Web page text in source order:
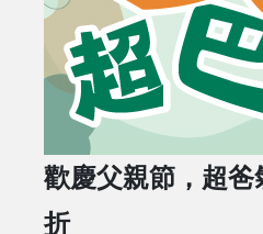
歡慶父親節，超爸
折